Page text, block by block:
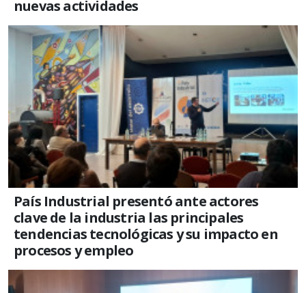
nuevas actividades
País Industrial presentó ante actores
clave de la industria las principales
tendencias tecnológicas y su impacto en
procesos y empleo